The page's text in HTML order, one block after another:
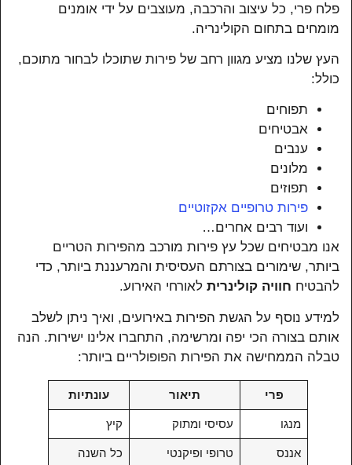
פלח פרי, כל עיצוב והרכבה, מעוצבים על ידי אומנים
מומחים בתחום הקולינריה.
העץ שלנו מציע מגוון רחב של פירות שתוכלו לבחור מתוכם,
כולל:
תפוחים
אבטיחים
ענבים
מלונים
תפוזים
פירות טרופיים אקזוטיים
ועוד רבים אחרים…
אנו מבטיחים שכל עץ פירות מורכב מהפירות הטריים
ביותר, שימורים בצורתם העסיסית והמרעננת ביותר, כדי
להבטיח חוויה קולינרית לאורחי האירוע.
למידע נוסף על הגשת הפירות באירועים, ואיך ניתן לשלב
אותם בצורה הכי יפה ומרשימה, התחברו אלינו ישירות. הנה
טבלה הממחישה את הפירות הפופולריים ביותר:
פרי תיאור עונתיות
מנגו עסיסי ומתוק קיץ
אננס טרופי ופיקנטי כל השנה